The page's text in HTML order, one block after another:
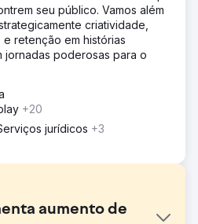
seu público. Vamos além
criatividade,
retenção em histórias
jornadas poderosas para o
+20
jurídicos +3
aumento de